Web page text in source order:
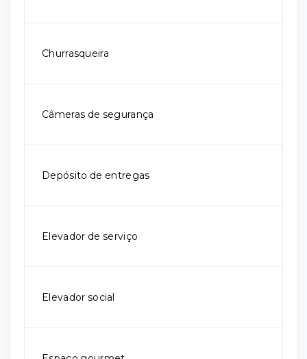
Churrasqueira
Câmeras de segurança
Depósito de entregas
Elevador de serviço
Elevador social